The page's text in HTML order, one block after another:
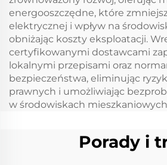
energooszczędne, które
elektrycznej i wpływ na
obniżając koszty eksploatacji.
certyfikowanymi dostawcami
lokalnymi przepisami oraz
bezpieczeństwa, eliminując
prawnych i umożliwiając
w środowiskach
Porady i